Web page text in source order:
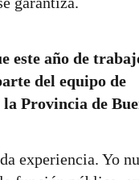
este año de
del equipo de
Provincia de
experiencia. Yo